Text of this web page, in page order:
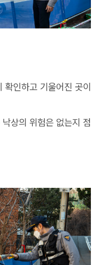
확인하고 기울어진 곳이
상의 위험은 없는지 점